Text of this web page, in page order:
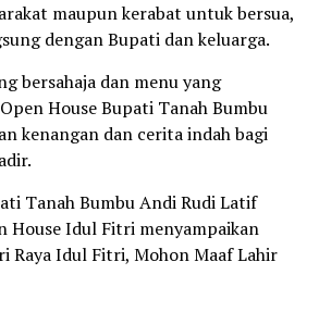
maupun kerabat untuk bersua,
dengan Bupati dan keluarga.
bersahaja dan menu yang
House Bupati Tanah Bumbu
kenangan dan cerita indah bagi
Tanah Bumbu Andi Rudi Latif
House Idul Fitri menyampaikan
Raya Idul Fitri, Mohon Maaf Lahir